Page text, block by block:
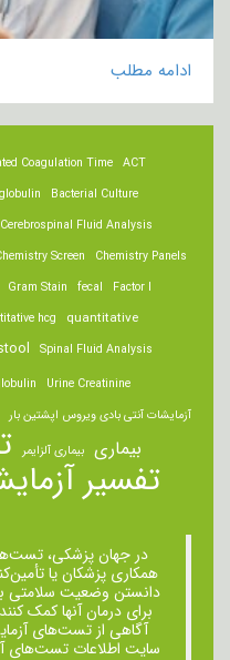
ادامه مطلب
ACT
Coagulation Time
Bacterial Culture
Cerebrospinal Fluid Analysis
Chemistry Panels
Screen
Factor I
fecal
Gram Stain
quantitative
hcg
Spinal Fluid Analysis
Urine Creatinine
آزمایشات آنتی بادی ویروس اپشتین بار
بیماری بیماری آلزایمر
تفسیر
در جهان پزشکی،
همکاری پزشکان یا
دانستن وضعیت سلامتی
برای درمان ‌آنها کمک
آگاهی از تست‌های
سایت اطلاعات تست‌های